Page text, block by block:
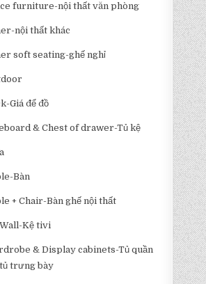
furniture-nội thất văn phòng
nội thất khác
soft seating-ghế nghỉ
Giá để đồ
& Chest of drawer-Tủ kệ
Bàn
+ Chair-Bàn ghế nội thất
Kệ tivi
& Display cabinets-Tủ quần
trưng bày